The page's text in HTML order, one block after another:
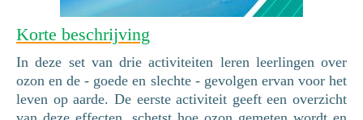
Korte beschrijving
In deze set van drie activiteiten leren leerlingen over
ozon en de - goede en slechte - gevolgen ervan voor het
leven op aarde. De eerste activiteit geeft een overzicht